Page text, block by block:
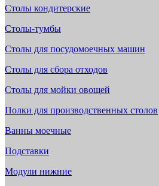
Столы кондитерские
Столы-тумбы
Столы для посудомоечных машин
Столы для сбора отходов
Столы для мойки овощей
Полки для производственных столов
Ванны моечные
Подставки
Модули нижние